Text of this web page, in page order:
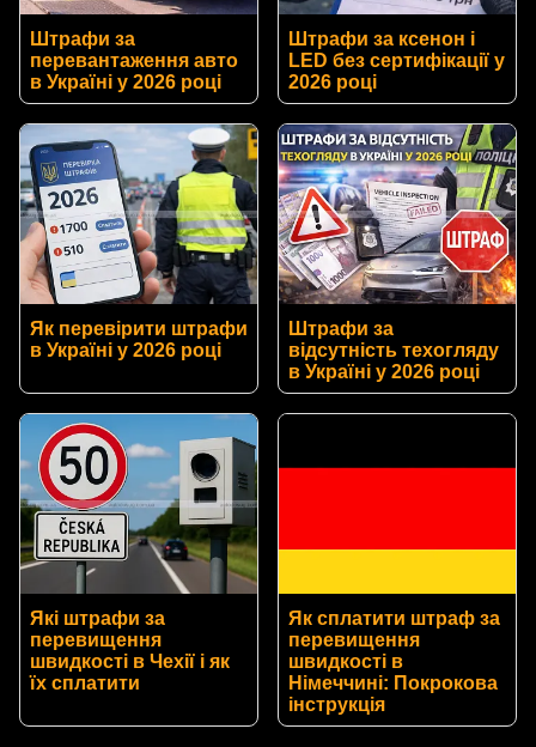
Штрафи за
перевантаження авто
в Україні у 2026 році
Штрафи за ксенон і
LED без сертифікації у
2026 році
Як перевірити штрафи
в Україні у 2026 році
Штрафи за
відсутність техогляду
в Україні у 2026 році
Які штрафи за
перевищення
швидкості в Чехії і як
їх сплатити
Як сплатити штраф за
перевищення
швидкості в
Німеччині: Покрокова
інструкція